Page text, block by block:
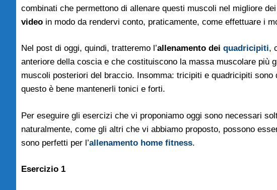
combinati che permettono di allenare questi muscoli nel migliore
video in modo da rendervi conto, praticamente, come effettuare i
Nel post di oggi, quindi, tratteremo l’allenamento dei quadricipiti,
anteriore della coscia e che costituiscono la massa muscolare più
muscoli posteriori del braccio. Insomma: tricipiti e quadricipiti
questo è bene mantenerli tonici e forti.
Per eseguire gli esercizi che vi proponiamo oggi sono necessari
naturalmente, come gli altri che vi abbiamo proposto, possono
sono perfetti per l’allenamento home fitness.
Esercizio 1